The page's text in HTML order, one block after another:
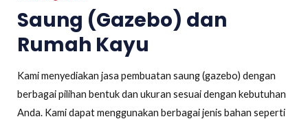
Saung (Gazebo) dan
Rumah Kayu
Kami menyediakan jasa pembuatan saung (gazebo) dengan
berbagai pilihan bentuk dan ukuran sesuai dengan kebutuhan
Anda. Kami dapat menggunakan berbagai jenis bahan seperti